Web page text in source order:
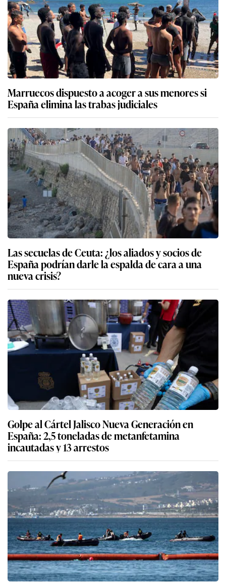
Marruecos dispuesto a acoger a sus menores si
España elimina las trabas judiciales
Las secuelas de Ceuta: ¿los aliados y socios de
España podrían darle la espalda de cara a una
nueva crisis?
Golpe al Cártel Jalisco Nueva Generación en
España: 2,5 toneladas de metanfetamina
incautadas y 13 arrestos